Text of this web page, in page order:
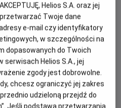
i Świątynia Świstaka
secret de la marmotte
Minimalny
wiek
Od 7 lat
Kraj
i
rok
produkcji
Francja (2025)
Helios S.A. oraz jej
Twoje dane
e-mail czy identyfikatory
w szczególności na
dopasowanych do Twoich
Helios S.A., jej
zgody jest dobrowolne.
chcesz ograniczyć jej zakres
udzieloną przejdź do
Jeśli podstawą przetwarzania